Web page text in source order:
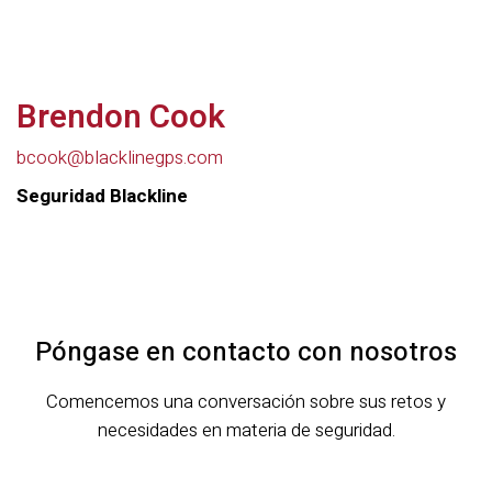
Brendon Cook
bcook@blacklinegps.com
Seguridad Blackline
Póngase en contacto con nosotros
Comencemos una conversación sobre sus retos y
necesidades en materia de seguridad.